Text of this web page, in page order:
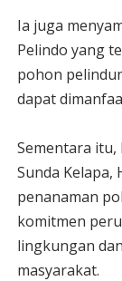
Ia juga
Pelindo yang
pohon
dapat
Sementara itu,
Sunda Kelapa,
penanaman
komitmen
lingkungan
masyarakat.